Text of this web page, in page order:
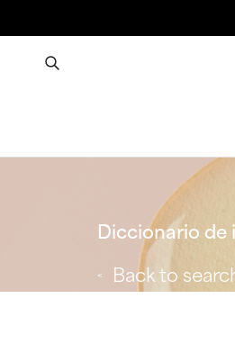
Diccionario de
Back to